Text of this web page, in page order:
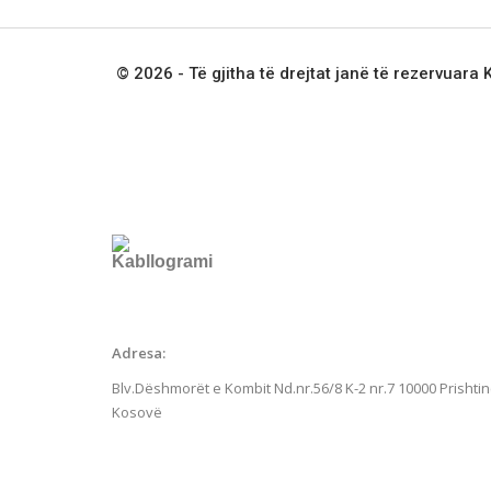
© 2026 - Të gjitha të drejtat janë të rezervuara
Adresa:
Blv.Dëshmorët e Kombit Nd.nr.56/8 K-2 nr.7 10000
Kosovë